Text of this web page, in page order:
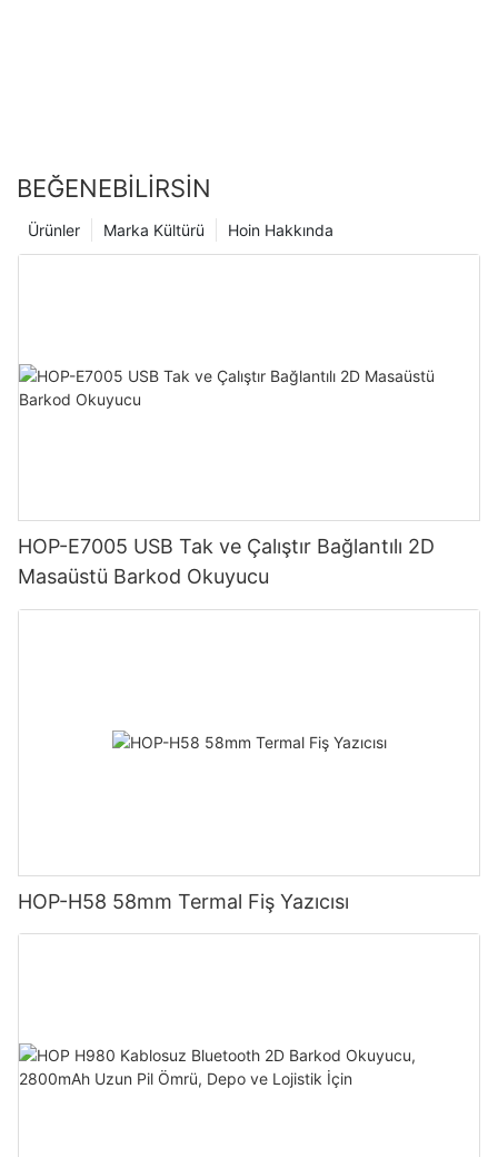
BEĞENEBILIRSIN
Hoin Hakkında
Marka Kültürü
Ürünler
HOP-E7005 USB Tak ve Çalıştır Bağlantılı 2D
Masaüstü Barkod Okuyucu
HOP-H58 58mm Termal Fiş Yazıcısı